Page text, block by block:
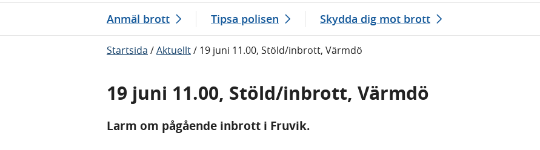
Anmäl brott Tipsa polisen Skydda dig mot brott
Startsida /Aktuellt/ 19 juni 11.00, Stöld/inbrott, Värmdö
19 juni 11.00, Stöld/inbrott, Värmdö
Larm om pågående inbrott i Fruvik.